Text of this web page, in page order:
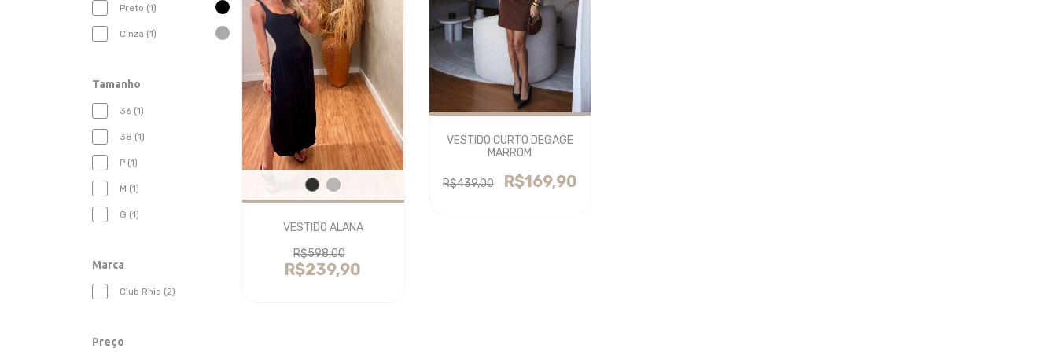
Preto (1)
Cinza (1)
Tamanho
36 (1)
38 (1)
P (1)
M (1)
G (1)
Marca
Club Rhio (2)
Preço
VESTIDO ALANA
R$598,00
R$239,90
VESTIDO CURTO DEGAGÊ
MARROM
R$439,00 R$169,90